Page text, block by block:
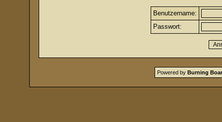
Benutzername:
Passwort:
Powered by Burning